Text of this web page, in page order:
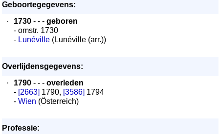
Geboortegegevens:
·
1730 - - - geboren
- omstr. 1730
- Lunéville (Lunéville (arr.))
Overlijdensgegevens:
·
1790 - - - overleden
- [2663] 1790, [3586] 1794
- Wien (Österreich)
Professie: